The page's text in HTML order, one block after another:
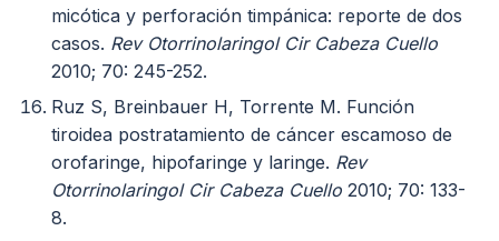
micótica y perforación timpánica: reporte de dos
casos. Rev Otorrinolaringol Cir Cabeza Cuello
2010; 70: 245-252.
Ruz S, Breinbauer H, Torrente M. Función
tiroidea postratamiento de cáncer escamoso de
orofaringe, hipofaringe y laringe. Rev
Otorrinolaringol Cir Cabeza Cuello 2010; 70: 133-
8.